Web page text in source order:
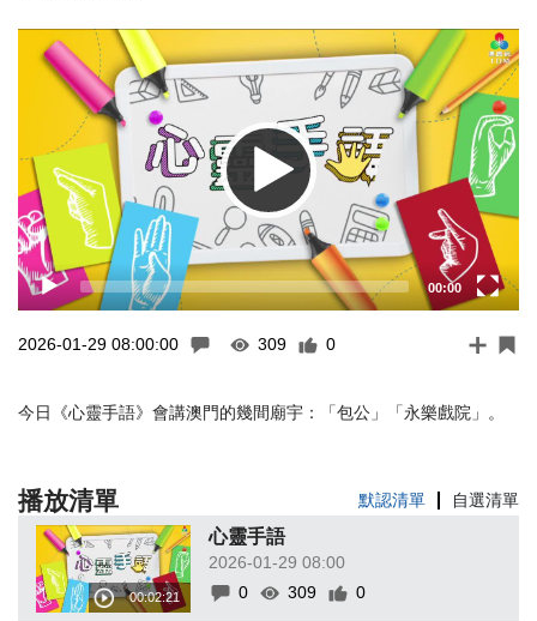
Video
Player
00:00
2026-01-29 08:00:00 309 0
今日《心靈手語》會講澳門的幾間廟宇：「包公」「永樂戲院」。
播放清單 默認清單 自選清單
心靈手語
2026-01-29 08:00
0
309 0